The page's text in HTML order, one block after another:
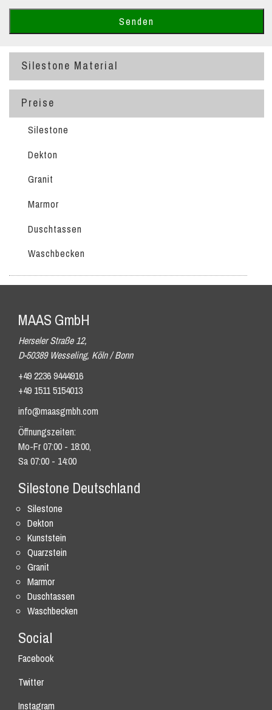
Silestone Material
Preise
Silestone
Dekton
Granit
Marmor
Duschtassen
Waschbecken
MAAS GmbH
Herseler Straße 12,
D-50389 Wesseling, Köln / Bonn
+49 2236 9444916
+49 1511 5154013
info@maasgmbh.com
Öffnungszeiten:
Mo-Fr 07:00 - 18:00,
Sa 07:00 - 14:00
Silestone Deutschland
Silestone
Dekton
Kunststein
Quarzstein
Granit
Marmor
Duschtassen
Waschbecken
Social
Facebook
Twitter
Instagram